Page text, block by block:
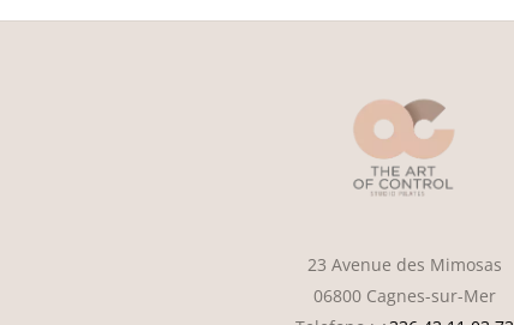
23 Avenue des Mimosas
06800 Cagnes-sur-Mer